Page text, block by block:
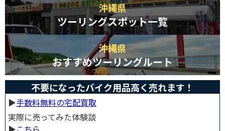
沖縄県
ツーリングスポット一覧
沖縄県
おすすめツーリングルート
不要になったバイク用品高く売れます！
▶︎手数料無料の宅配買取
実際に売ってみた体験談